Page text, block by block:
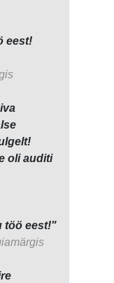
eest!
oli auditi
töö eest!"